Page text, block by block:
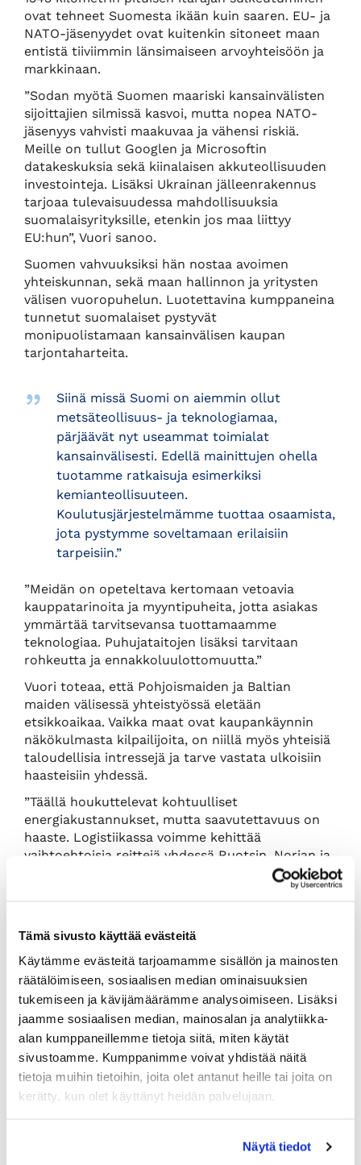
Tämä sivusto käyttää evästeitä
Käytämme evästeitä tarjoamamme sisällön ja mainosten
räätälöimiseen, sosiaalisen median ominaisuuksien
tukemiseen ja kävijämäärämme analysoimiseen. Lisäksi
jaamme sosiaalisen median, mainosalan ja analytiikka-
alan kumppaneillemme tietoja siitä, miten käytät
sivustoamme. Kumppanimme voivat yhdistää näitä
tietoja muihin tietoihin, joita olet antanut heille tai joita on
kerätty, kun olet käyttänyt heidän palvelujaan.
Näytä tiedot
ovat tehneet Suomesta ikään kuin saaren. EU- ja
NATO-jäsenyydet ovat kuitenkin sitoneet maan
entistä tiiviimmin länsimaiseen arvoyhteisöön ja
markkinaan.
”Sodan myötä Suomen maariski kansainvälisten
sijoittajien silmissä kasvoi, mutta nopea NATO-
jäsenyys vahvisti maakuvaa ja vähensi riskiä.
Meille on tullut Googlen ja Microsoftin
datakeskuksia sekä kiinalaisen akkuteollisuuden
investointeja. Lisäksi Ukrainan jälleenrakennus
tarjoaa tulevaisuudessa mahdollisuuksia
suomalaisyrityksille, etenkin jos maa liittyy
EU:hun”, Vuori sanoo.
Suomen vahvuuksiksi hän nostaa avoimen
yhteiskunnan, sekä maan hallinnon ja yritysten
välisen vuoropuhelun. Luotettavina kumppaneina
tunnetut suomalaiset pystyvät
monipuolistamaan kansainvälisen kaupan
tarjontaharteita.
Siinä missä Suomi on aiemmin ollut
metsäteollisuus- ja teknologiamaa,
pärjäävät nyt useammat toimialat
kansainvälisesti. Edellä mainittujen ohella
tuotamme ratkaisuja esimerkiksi
kemianteollisuuteen.
Koulutusjärjestelmämme tuottaa osaamista,
jota pystymme soveltamaan erilaisiin
tarpeisiin.”
”Meidän on opeteltava kertomaan vetoavia
kauppatarinoita ja myyntipuheita, jotta asiakas
ymmärtää tarvitsevansa tuottamaamme
teknologiaa. Puhujataitojen lisäksi tarvitaan
rohkeutta ja ennakkoluulottomuutta.”
Vuori toteaa, että Pohjoismaiden ja Baltian
maiden välisessä yhteistyössä eletään
etsikkoaikaa. Vaikka maat ovat kaupankäynnin
näkökulmasta kilpailijoita, on niillä myös yhteisiä
taloudellisia intressejä ja tarve vastata ulkoisiin
haasteisiin yhdessä.
”Täällä houkuttelevat kohtuulliset
energiakustannukset, mutta saavutettavuus on
haaste. Logistiikassa voimme kehittää
vaihtoehtoisia reittejä yhdessä Ruotsin, Norjan ja
Baltian kanssa. Turvallisuus puolestaan edellyttää
Suurvaltojen kilpailu
muuttaa kauppavirtoja
Yhdysvaltojen ja Kiinan välinen kilpailu on yksi
aikamme merkittävimmistä geopoliittisista
teemoista. Vuori huomauttaa vauhdilla kehittyvän
Kiinan olevan ensimmäinen suurvalta, joka voi
aidosti haastaa Yhdysvallat turvallisuuden ja